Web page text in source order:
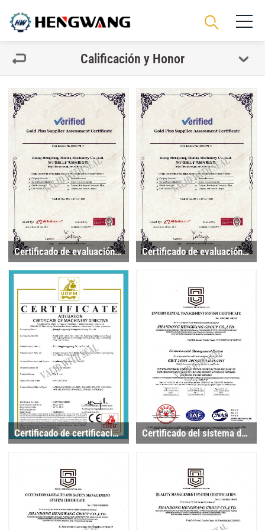
Calificación y Honor
Certificado de evaluación de proveedores Gold plus Certificado de evaluación de proveedores Gold plus
Certificado de certificación de la directiva de máquinas Certificado del sistema de gestión medioambiental